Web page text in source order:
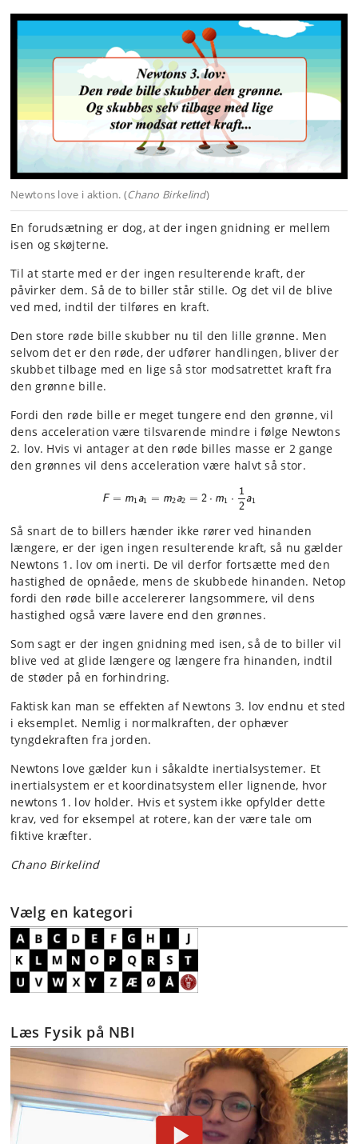
Newtons love i aktion. (Chano Birkelind)
En forudsætning er dog, at der ingen gnidning er mellem
isen og skøjterne.
Til at starte med er der ingen resulterende kraft, der
påvirker dem. Så de to biller står stille. Og det vil de blive
ved med, indtil der tilføres en kraft.
Den store røde bille skubber nu til den lille grønne. Men
selvom det er den røde, der udfører handlingen, bliver der
skubbet tilbage med en lige så stor modsatrettet kraft fra
den grønne bille.
Fordi den røde bille er meget tungere end den grønne, vil
dens acceleration være tilsvarende mindre i følge Newtons
2. lov. Hvis vi antager at den røde billes masse er 2 gange
den grønnes vil dens acceleration være halvt så stor.
F = m1a1 = m2a2 = 2 ⋅ m1 ⋅
1
2
a1
F= m1a1 =m2a2 =2 ⋅m 1⋅1 2 a1
Så snart de to billers hænder ikke rører ved hinanden
længere, er der igen ingen resulterende kraft, så nu gælder
Newtons 1. lov om inerti. De vil derfor fortsætte med den
hastighed de opnåede, mens de skubbede hinanden. Netop
fordi den røde bille accelererer langsommere, vil dens
hastighed også være lavere end den grønnes.
Som sagt er der ingen gnidning med isen, så de to biller vil
blive ved at glide længere og længere fra hinanden, indtil
de støder på en forhindring.
Faktisk kan man se effekten af Newtons 3. lov endnu et sted
i eksemplet. Nemlig i normalkraften, der ophæver
tyngdekraften fra jorden.
Newtons love gælder kun i såkaldte inertialsystemer. Et
inertialsystem er et koordinatsystem eller lignende, hvor
newtons 1. lov holder. Hvis et system ikke opfylder dette
krav, ved for eksempel at rotere, kan der være tale om
fiktive kræfter.
Chano Birkelind
Vælg en kategori
Læs Fysik på NBI